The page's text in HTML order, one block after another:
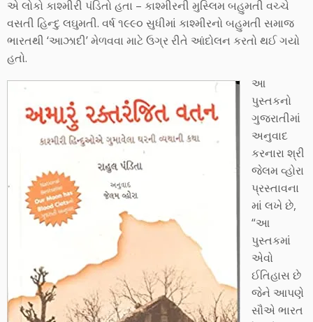
એ લોકો કાશ્મીરી પંડિતો હતા – કાશ્મીરની મુસ્લિમ બહુમતી વચ્ચે
વસતી હિન્દુ લઘુમતી. વર્ષ ૧૯૯૦ સુધીમાં કાશ્મીરનો બહુમતી સમાજ
ભારતથી ‘આઝાદી’ મેળવવા માટે ઉગ્ર રીતે આંદોલન કરતો થઈ ગયો
હતો.
આ
પુસ્તકનો
ગુજરાતીમાં
અનુવાદ
કરનારા શ્રી
જેલમ વ્હોરા
પ્રસ્તાવના
માં લખે છે,
“આ
પુસ્તકમાં
એવો
ઈતિહાસ છે
જેને આપણે
સૌએ ભારત